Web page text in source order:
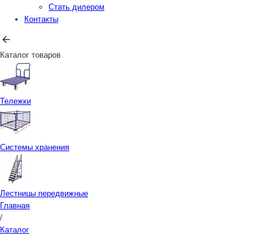
Стать дилером
Контакты
Каталог товаров
Тележки
Системы хранения
Лестницы передвижные
Главная
/
Каталог